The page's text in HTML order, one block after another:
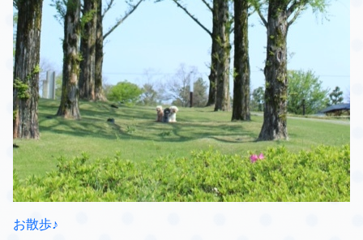
お散歩♪